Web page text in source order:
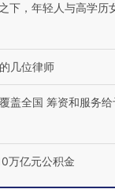
下，年轻人与高学历
几位律师
盖全国 筹资和服务
万亿元公积金